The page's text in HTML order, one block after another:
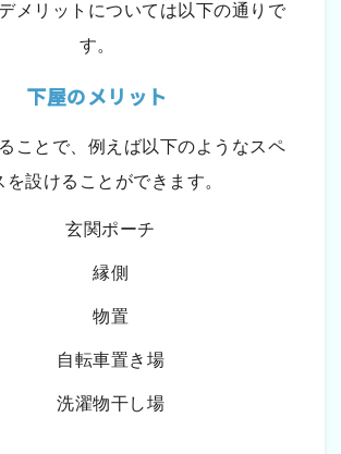
メリットについては以下の通りで
す。
下屋のメリット
ことで、例えば以下のようなスペ
を設けることができます。
玄関ポーチ
縁側
物置
自転車置き場
洗濯物干し場